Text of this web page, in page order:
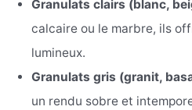
Granulats clairs (blanc,
calcaire ou le marbre, ils
lumineux.
Granulats gris (granit,
un rendu sobre et